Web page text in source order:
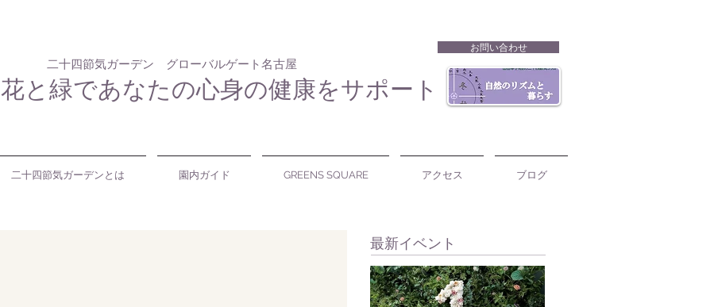
お問い合わせ
花と緑であなたの心身の健康をサポート
二十四節気ガーデン グローバルゲート名古屋
二十四節気ガーデンとは 園内ガイド GREENS SQUARE アクセス ブログ
最新イベント